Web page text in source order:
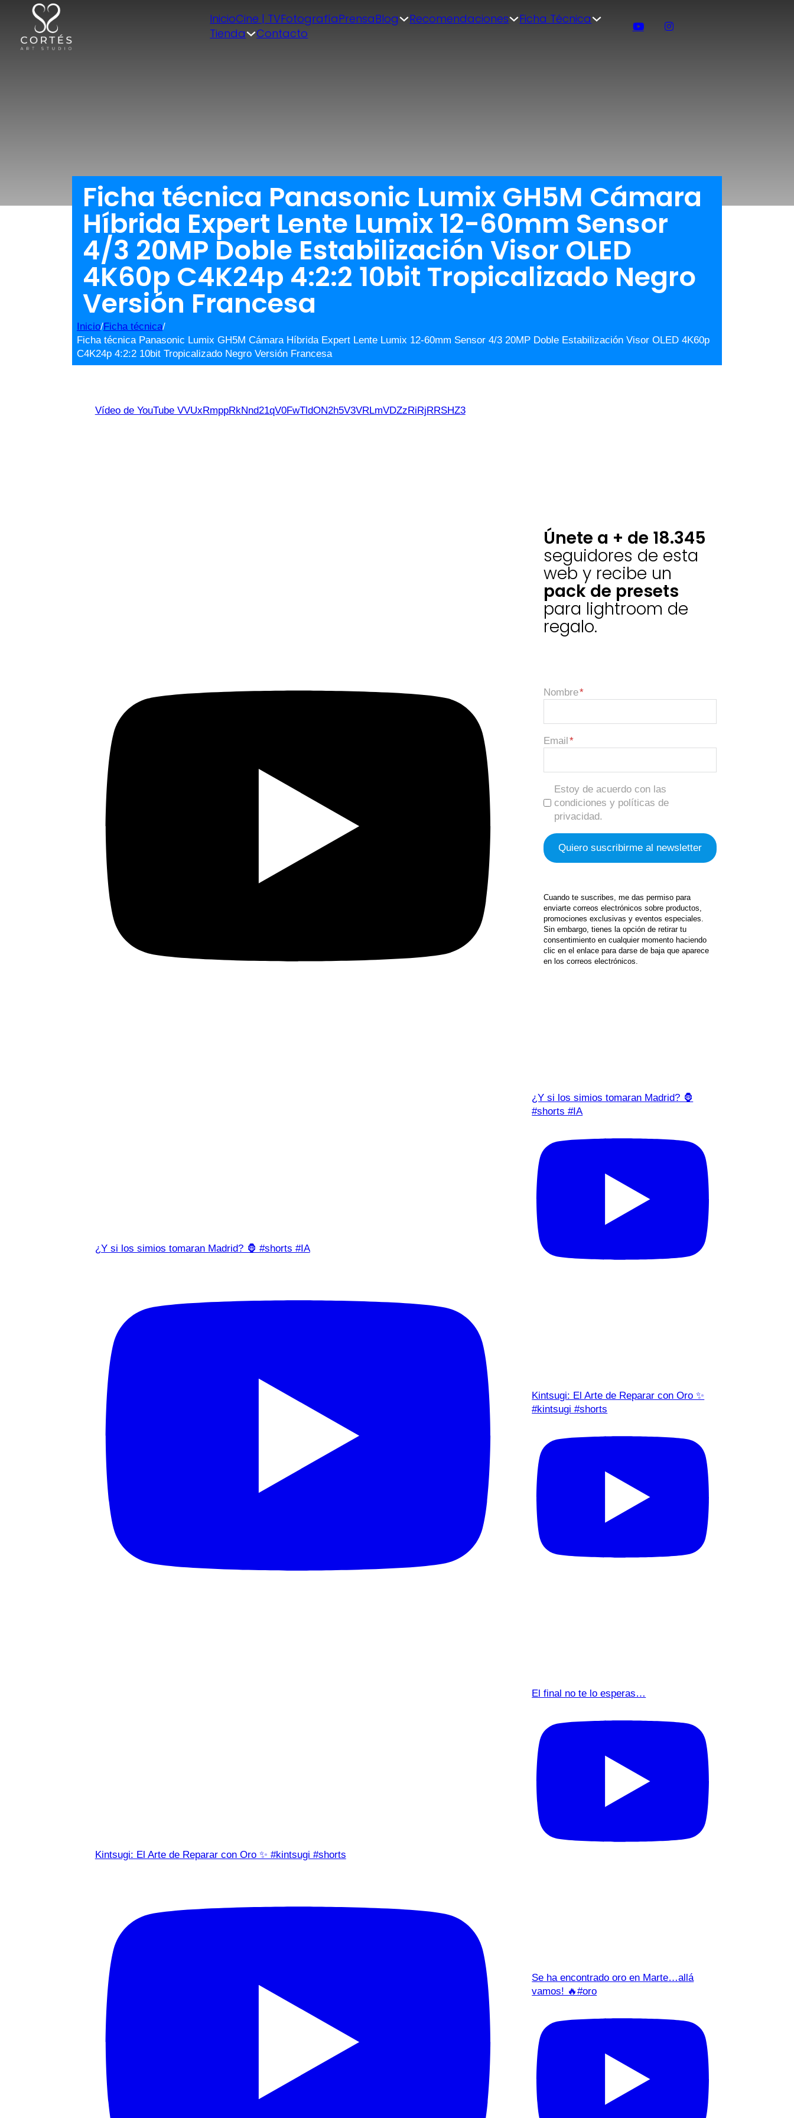
InicioCine | TVFotografíaPrensaBlog Recomendaciones
Ficha Técnica
Tienda
Contacto
Ficha técnica Panasonic Lumix GH5M Cámara
Híbrida Expert Lente Lumix 12-60mm Sensor
4/3 20MP Doble Estabilización Visor OLED
4K60p C4K24p 4:2:2 10bit Tropicalizado Negro
Versión Francesa
Inicio/Ficha técnica/
Ficha técnica Panasonic Lumix GH5M Cámara Híbrida Expert Lente Lumix 12-60mm Sensor 4/3 20MP Doble Estabilización Visor OLED 4K60p
C4K24p 4:2:2 10bit Tropicalizado Negro Versión Francesa
Vídeo de YouTube VVUxRmppRkNnd21qV0FwTldON2h5V3VRLmVDZzRiRjRRSHZ3
¿Y si los simios tomaran Madrid? 🦍 #shorts #IA
Kintsugi: El Arte de Reparar con Oro ✨ #kintsugi #shorts
Únete a + de 18.345
seguidores de esta
web y recibe un
pack de presets
para lightroom de
regalo.
Nombre
Email
Estoy de acuerdo con las
condiciones y políticas de
privacidad.
Cuando te suscribes, me das permiso para
enviarte correos electrónicos sobre productos,
promociones exclusivas y eventos especiales.
Sin embargo, tienes la opción de retirar tu
consentimiento en cualquier momento haciendo
clic en el enlace para darse de baja que aparece
en los correos electrónicos.
¿Y si los simios tomaran Madrid? 🦍
#shorts #IA
Kintsugi: El Arte de Reparar con Oro ✨
#kintsugi #shorts
El final no te lo esperas…
Se ha encontrado oro en Marte…allá
vamos! 🔥#oro